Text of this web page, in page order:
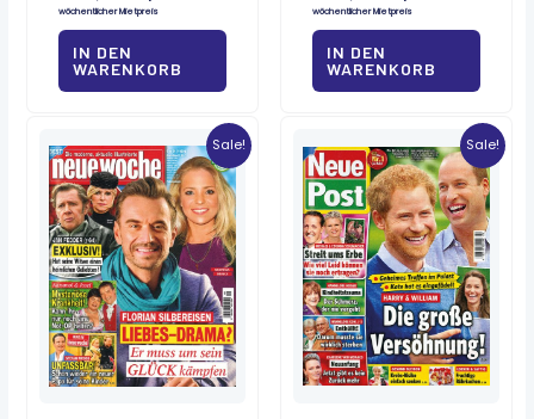
wöchentlicher Mietpreis
IN DEN
WARENKORB
wöchentlicher Mietpreis
IN DEN
WARENKORB
Sale!
Ursprünglicher
war:
1,59 €
Aktueller
Preis
ist:
1,10 €.
Sale!
Ursprünglicher
war:
2,49 €
Aktueller
Preis
ist:
1,75 €.